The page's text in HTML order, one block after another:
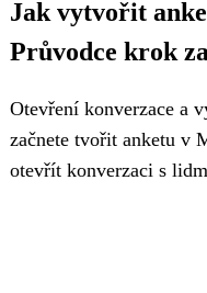
Jak vytvořit
Průvodce krok
Otevření konverzace a
začnete tvořit anketu v
otevřít konverzaci s